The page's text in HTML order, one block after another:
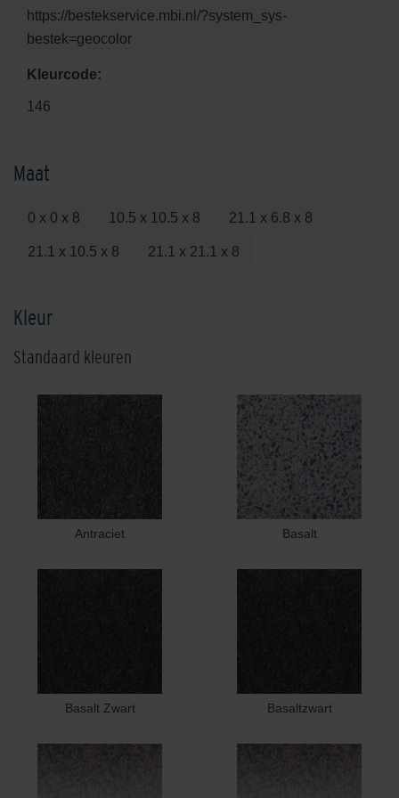
https://bestekservice.mbi.nl/?system_sys-
bestek=geocolor
Kleurcode:
146
Maat
0 x 0 x 8 10.5 x 10.5 x 8 21.1 x 6.8 x 8
21.1 x 10.5 x 8 21.1 x 21.1 x 8
Kleur
Standaard kleuren
Antraciet Basalt
Basalt Zwart Basaltzwart